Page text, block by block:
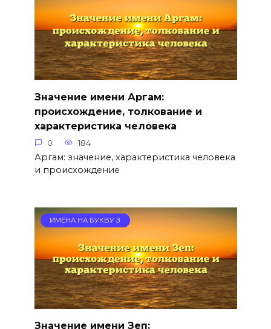
Значение имени Аргам:
происхождение, толкование и
характеристика человека
0 184
Аргам: значение, характеристика человека
и происхождение
ИМЕНА НА БУКВУ З
Значение имени Зеп: